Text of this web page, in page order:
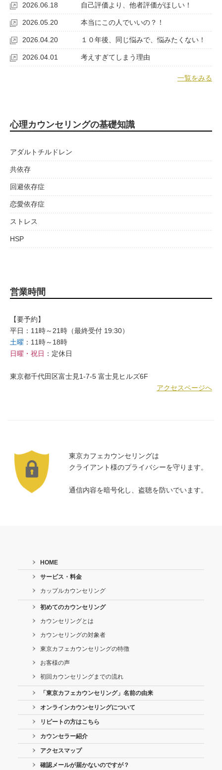
2026.06.18 自己評価より、他者評価がほしい！
2026.05.20 本当にこの人でいいの？！
2026.04.20 １０年後、同じ悩みで、悩みたくない！
2026.04.01 考えすぎてしまう理由
一覧をみる
心理カウンセリングの基礎知識
アダルトチルドレン
共依存
回避依存症
恋愛依存症
ストレス
HSP
営業時間
【要予約】
平日：11時～21時（最終受付 19:30）
土曜 ：11時～18時
日曜・祝日 ：定休日
東京都千代田区富士見1-7-5 富士見ヒルズ6F
アクセスページへ
東京カフェカウンセリングは
クライアント様のプライバシーを守ります。
通信内容を暗号化し、盗聴を防いでいます。
HOME
サービス・料金
カップルカウンセリング
初めてのカウンセリング
カウンセリングとは
カウンセリングの対象者
東京カフェカウンセリングの特徴
お客様の声
初回カウンセリングまでの流れ
「東京カフェカウンセリング」名前の由来
オンラインカウンセリングについて
リピートの方はこちら
カウンセラー紹介
アクセスマップ
確認メールが届かないのですが？